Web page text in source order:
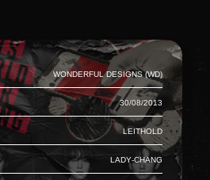
Wonderful Designs (WD)
30/08/2013
Leithold
Lady-Chang